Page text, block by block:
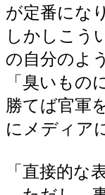
が定番にな
しかしこう
の自分のよ
「臭いも
勝てば官軍
にメディア
「直接的な